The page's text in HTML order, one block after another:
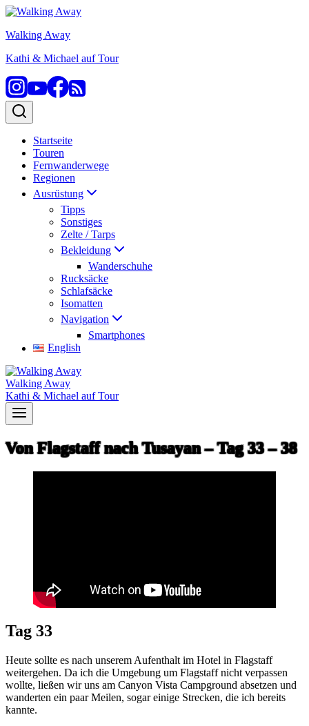
Zum
springen
Walking Away
Kathi & Michael auf Tour
Startseite
Touren
Fernwanderwege
Regionen
Ausrüstung
Tipps
Sonstiges
Zelte / Tarps
Bekleidung
Wanderschuhe
Rucksäcke
Schlafsäcke
Isomatten
Navigation
Smartphones
English
Walking Away
Kathi & Michael auf Tour
Von Flagstaff nach Tusayan – Tag 33 – 38
Tag 33
Heute sollte es nach unserem Aufenthalt im Hotel in Flagstaff
weitergehen. Da ich die Umgebung um Flagstaff nicht verpassen
wollte, ließen wir uns am Canyon Vista Campground absetzen und
wanderten ein paar Meilen, sogar einige Strecken, die ich bereits
kannte.